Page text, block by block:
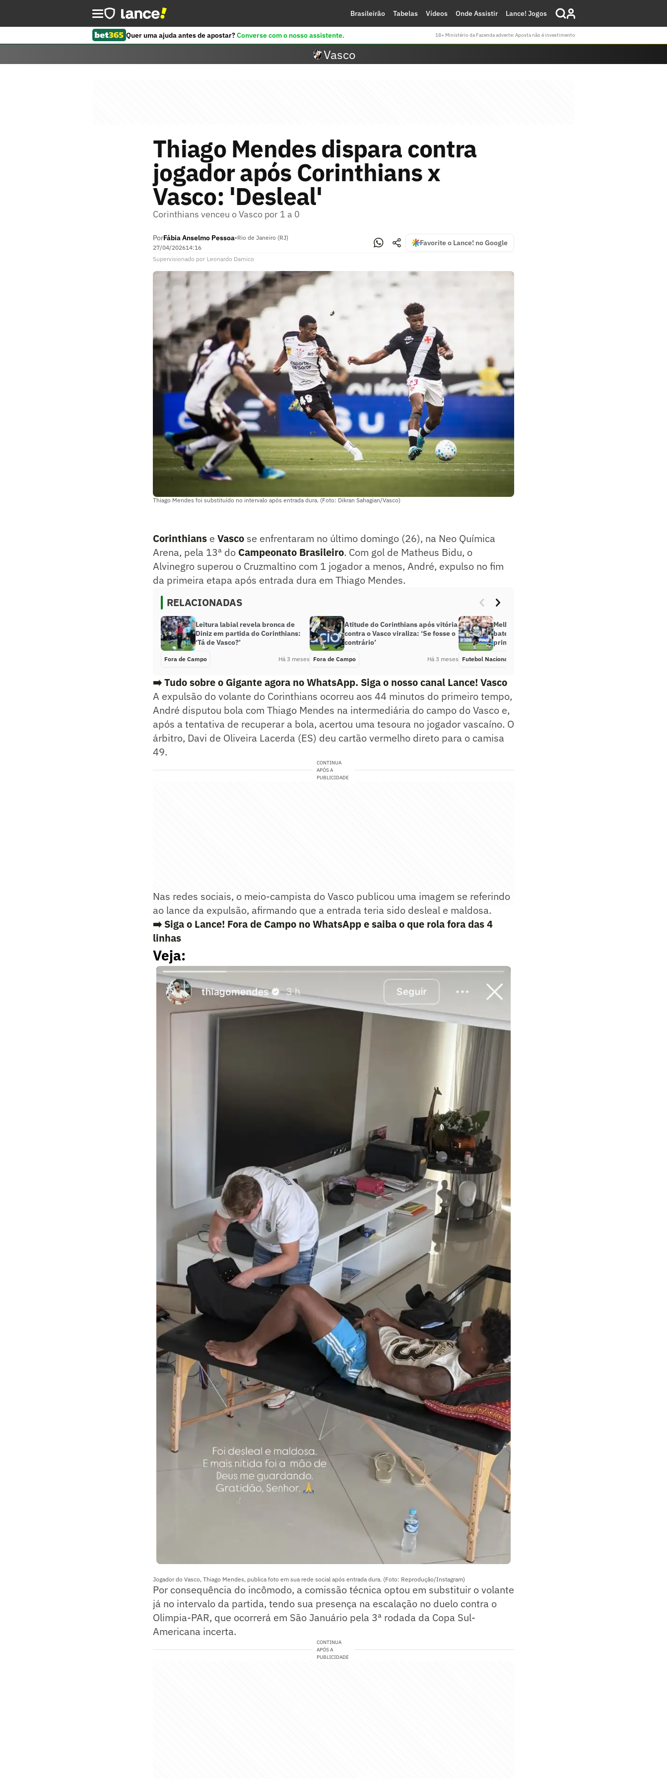
Brasileirão Tabelas Vídeos Onde Assistir Lance! Jogos
Quer uma ajuda antes de apostar?Converse com o nosso assistente. 18+ Ministério da Fazenda adverte: Aposta não é investimento
Vasco
Thiago Mendes dispara contra
jogador após Corinthians x
Vasco: 'Desleal'
Corinthians venceu o Vasco por 1 a 0
PorFábia Anselmo Pessoa•Rio de Janeiro (RJ)
27/04/202614:16
Favorite o Lance! no Google
Supervisionado por Leonardo Damico
Thiago Mendes foi substituído no intervalo após entrada dura. (Foto: Dikran Sahagian/Vasco)
Corinthians e Vasco se enfrentaram no último domingo (26), na Neo Química
Arena, pela 13ª do Campeonato Brasileiro. Com gol de Matheus Bidu, o
Alvinegro superou o Cruzmaltino com 1 jogador a menos, André, expulso no fim
da primeira etapa após entrada dura em Thiago Mendes.
RELACIONADAS
Leitura labial revela bronca de
Diniz em partida do Corinthians:
‘Tá de Vasco?’
Fora de Campo Há 3 meses
Atitude do Corinthians após vitória
contra o Vasco viraliza: ‘Se fosse o
contrário’
Fora de Campo Há 3 meses
Melhores momentos: Corinthians
bate o Vasco, e Diniz vence a
primeira; dê suas notas
Futebol Nacional
➡️ Tudo sobre o Gigante agora no WhatsApp. Siga o nosso canal Lance! Vasco
A expulsão do volante do Corinthians ocorreu aos 44 minutos do primeiro tempo,
André disputou bola com Thiago Mendes na intermediária do campo do Vasco e,
após a tentativa de recuperar a bola, acertou uma tesoura no jogador vascaíno. O
árbitro, Davi de Oliveira Lacerda (ES) deu cartão vermelho direto para o camisa
49.
CONTINUA
APÓS A
PUBLICIDADE
Nas redes sociais, o meio-campista do Vasco publicou uma imagem se referindo
ao lance da expulsão, afirmando que a entrada teria sido desleal e maldosa.
➡️ Siga o Lance! Fora de Campo no WhatsApp e saiba o que rola fora das 4
linhas
Veja:
Jogador do Vasco, Thiago Mendes, publica foto em sua rede social após entrada dura. (Foto: Reprodução/Instagram)
Por consequência do incômodo, a comissão técnica optou em substituir o volante
já no intervalo da partida, tendo sua presença na escalação no duelo contra o
Olimpia-PAR, que ocorrerá em São Januário pela 3ª rodada da Copa Sul-
Americana incerta.
CONTINUA
APÓS A
PUBLICIDADE